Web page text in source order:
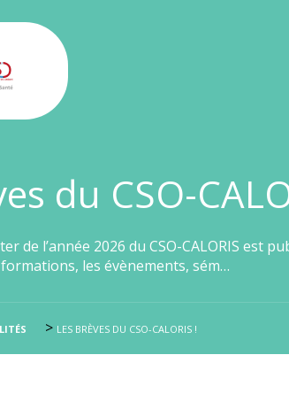
du CSO-
de l’année 2026 du CSO-CALORIS est
formations, les évènements, sém…
> LES BRÈVES DU CSO-CALORIS !